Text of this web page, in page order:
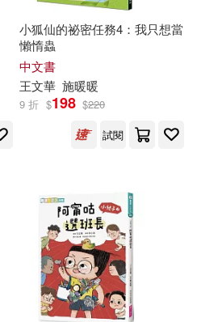
保(1)
文華(1)
允晨文化(1)
小狐仙的祕密任務4：我只想當
懶惰蟲
中文書
王文華 施暖暖
9 折 $198 $220
試閱